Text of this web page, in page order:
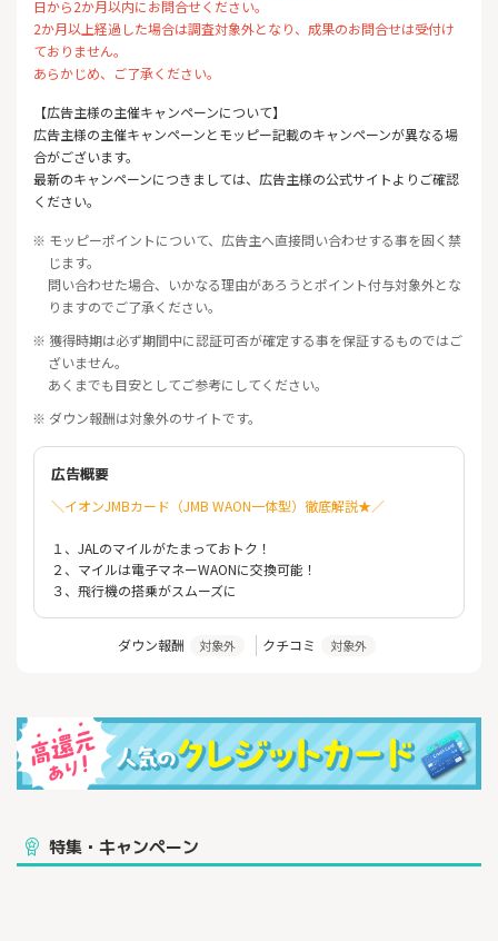
日から2か月以内にお問合せください。
2か月以上経過した場合は調査対象外となり、成果のお問合せは受付け
ておりません。
あらかじめ、ご了承ください。
【広告主様の主催キャンペーンについて】
広告主様の主催キャンペーンとモッピー記載のキャンペーンが異なる場
合がございます。
最新のキャンペーンにつきましては、広告主様の公式サイトよりご確認
ください。
※ モッピーポイントについて、広告主へ直接問い合わせする事を固く禁
じます。
問い合わせた場合、いかなる理由があろうとポイント付与対象外とな
りますのでご了承ください。
※ 獲得時期は必ず期間中に認証可否が確定する事を保証するものではご
ざいません。
あくまでも目安としてご参考にしてください。
※ ダウン報酬は対象外のサイトです。
広告概要
＼イオンJMBカード（JMB WAON一体型）徹底解説★／
１、JALのマイルがたまっておトク！
２、マイルは電子マネーWAONに交換可能！
３、飛行機の搭乗がスムーズに
ダウン報酬 対象外 クチコミ 対象外
特集・キャンペーン